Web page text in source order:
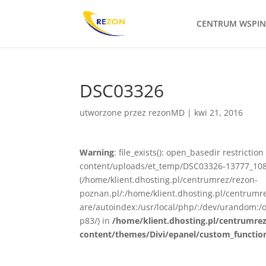
CENTRUM
DSC03326
utworzone przez rezonMD | kwi 21, 2016
Warning: file_exists(): open_basedir
content/uploads/et_temp/DSC03326-
(/home/klient.dhosting.pl/centrumrez/rezon-
poznan.pl/:/home/klient.dhosting.pl/
are/autoindex:/usr/local/php/:/dev/
p83/) in/home/klient.dhosting.pl/
content/themes/Divi/epanel/